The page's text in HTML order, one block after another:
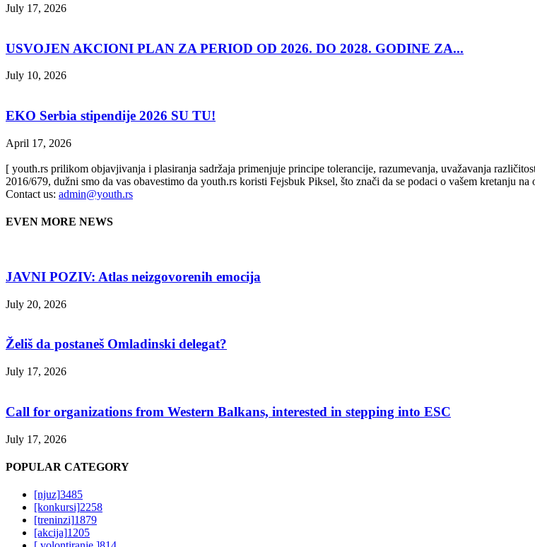
July 17, 2026
USVOJEN AKCIONI PLAN ZA PERIOD OD 2026. DO 2028. GODINE ZA...
July 10, 2026
EKO Serbia stipendije 2026 SU TU!
April 17, 2026
[ youth.rs prilikom objavjivanja i plasiranja sadržaja primenjuje principe tolerancije, razumevanja, uvažavanja
2016/679, dužni smo da vas obavestimo da youth.rs koristi Fejsbuk Piksel, što znači da se podaci o vašem kretanju
Contact us: admin@youth.rs
EVEN MORE NEWS
JAVNI POZIV: Atlas neizgovorenih emocija
July 20, 2026
Želiš da postaneš Omladinski delegat?
July 17, 2026
Call for organizations from Western Balkans, interested in stepping into ESC
July 17, 2026
POPULAR CATEGORY
[njuz]3485
[konkursi]2258
[treninzi]1879
[akcija]1205